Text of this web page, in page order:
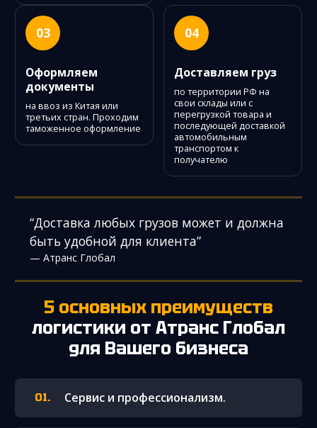
03
Оформляем
документы
на ввоз из Китая или
третьих стран. Проходим
таможенное оформление
04
Доставляем груз
по территории РФ на
свои склады или с
перегрузкой товара и
последующей доставкой
автомобильным
транспортом к
получателю
“Доставка любых грузов может и должна
быть удобной для клиента”
— Атранс Глобал
5 основных преимуществ
логистики от Атранс Глобал
для Вашего бизнеса
Сервис и профессионализм.